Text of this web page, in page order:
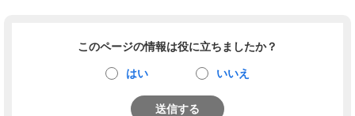
このページの情報は役に立ちましたか？
はい いいえ
送信する